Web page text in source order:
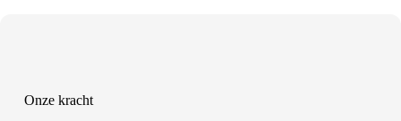
Onze kracht